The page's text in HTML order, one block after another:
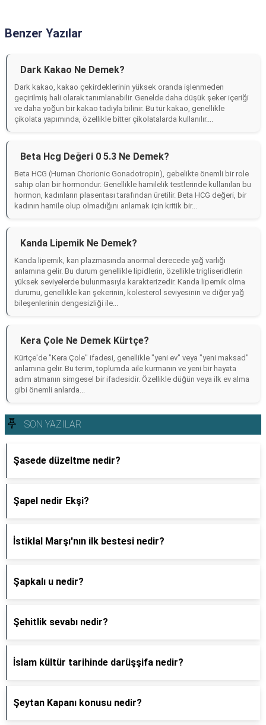
Benzer Yazılar
Dark Kakao Ne Demek?
Dark kakao, kakao çekirdeklerinin yüksek oranda işlenmeden
geçirilmiş hali olarak tanımlanabilir. Genelde daha düşük şeker içeriği
ve daha yoğun bir kakao tadıyla bilinir. Bu tür kakao, genellikle
çikolata yapımında, özellikle bitter çikolatalarda kullanılır....
Beta Hcg Değeri 0 5.3 Ne Demek?
Beta HCG (Human Chorionic Gonadotropin), gebelikte önemli bir role
sahip olan bir hormondur. Genellikle hamilelik testlerinde kullanılan bu
hormon, kadınların plasentası tarafından üretilir. Beta HCG değeri, bir
kadının hamile olup olmadığını anlamak için kritik bir...
Kanda Lipemik Ne Demek?
Kanda lipemik, kan plazmasında anormal derecede yağ varlığı
anlamına gelir. Bu durum genellikle lipidlerin, özellikle trigliseridlerin
yüksek seviyelerde bulunmasıyla karakterizedir. Kanda lipemik olma
durumu, genellikle kan şekerinin, kolesterol seviyesinin ve diğer yağ
bileşenlerinin dengesizliği ile...
Kera Çole Ne Demek Kürtçe?
Kürtçe'de "Kera Çole" ifadesi, genellikle "yeni ev" veya "yeni maksad"
anlamına gelir. Bu terim, toplumda aile kurmanın ve yeni bir hayata
adım atmanın simgesel bir ifadesidir. Özellikle düğün veya ilk ev alma
gibi önemli anlarda...
SON YAZILAR
Şasede düzeltme nedir?
Şapel nedir Ekşi?
İstiklal Marşı'nın ilk bestesi nedir?
Şapkalı u nedir?
Şehitlik sevabı nedir?
İslam kültür tarihinde darüşşifa nedir?
Şeytan Kapanı konusu nedir?